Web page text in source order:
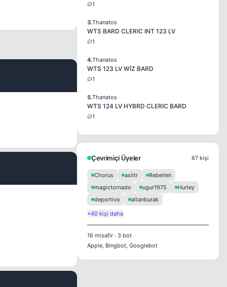
1
3.Thanatos
WTS BARD CLERIC INT 123 LV
1
4.Thanatos
WTS 123 LV WİZ BARD
1
5.Thanatos
WTS 124 LV HYBRD CLERIC BARD
1
Çevrimiçi Üyeler 67 kişi
Chorus asiltr
Rebellen
magictornado
ugur1975
Hurley
deportivo
altanburak
+40 kişi daha
16 misafir · 3 bot
Apple, Bingbot, Googlebot